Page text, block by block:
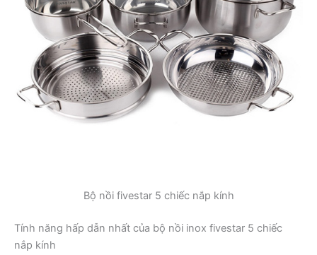
Bộ nồi fivestar 5 chiếc nắp kính
Tính năng hấp dẫn nhất của bộ nồi inox fivestar 5 chiếc
nắp kính